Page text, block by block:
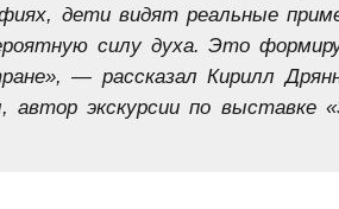
дети видят реальные
силу духа. Это
— рассказал Кирилл
автор экскурсии по выставке